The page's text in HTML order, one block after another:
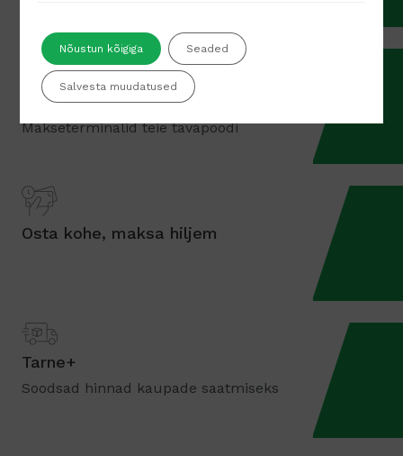
Makseterminalid
Makseterminalid teie tavapoodi
Osta kohe, maksa hiljem
Tarne+
Soodsad hinnad kaupade saatmiseks
Nõustun kõigiga Seaded
Salvesta muudatused